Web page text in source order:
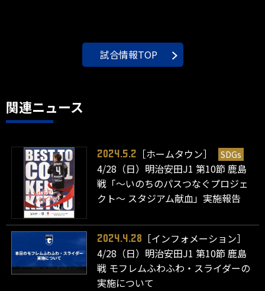
試合情報TOP
関連ニュース
2024.5.2 ［ホームタウン］ SDGs
4/28（日）明治安田J1 第10節 鹿島
戦「～いのちのパスつなぐプロジェ
クト～ スタジアム献血」実施報告
2024.4.28
［インフォメーション］
4/28（日）明治安田J1 第10節 鹿島
戦 モフレムふわふわ・スライダーの
実施について